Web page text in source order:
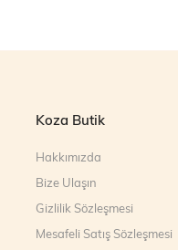
Koza Butik
Hakkımızda
Bize Ulaşın
Gizlilik Sözleşmesi
Mesafeli Satış Sözleşmesi